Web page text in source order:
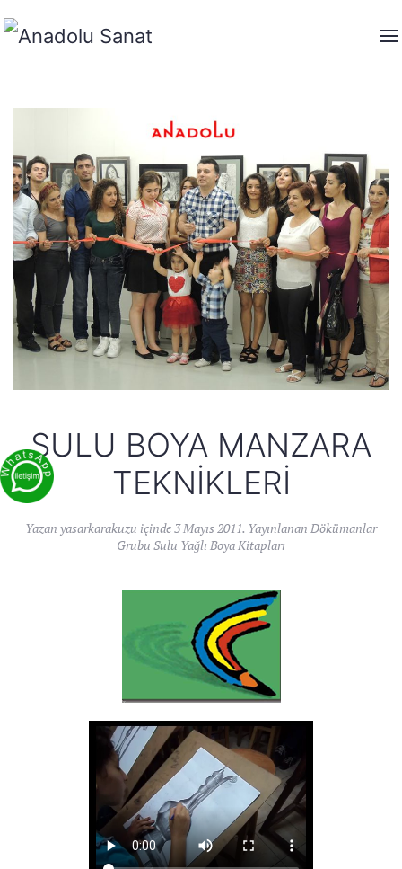
SULU BOYA MANZARA
TEKNIKLERI
Yazan yasarkarakuzu içinde3 Mayıs 2011. Yayınlanan Dökümanlar
Grubu Sulu Yağlı Boya Kitapları